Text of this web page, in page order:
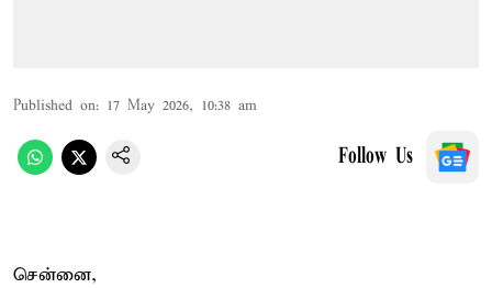
Published on: 17 May 2026, 10:38 am
Follow Us
சென்னை,